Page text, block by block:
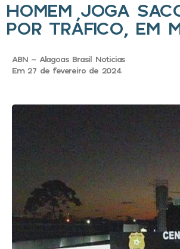
HOMEM JOGA
POR TRÁFICO, EM
ABN - Alagoas Brasil Noticias
Em 27 de fevereiro de 2024